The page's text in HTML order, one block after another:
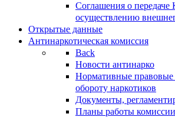
Соглашения о
осуществлению
Открытые данные
Антинаркотическая комиссия
Back
Новости антинарко
Нормативные правовые
обороту наркотиков
Документы,
Планы работы комиссии